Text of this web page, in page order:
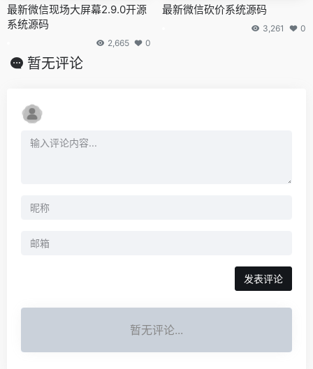
最新微信现场大屏幕2.9.0开源
系统源码
2,665 0
最新微信砍价系统源码
3,261 0
暂无评论
发表评论
暂无评论...